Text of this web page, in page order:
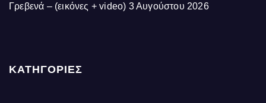
Γρεβενά – (εικόνες + video) 3 Αυγούστου 2026
ΚΑΤΗΓΟΡΙΕΣ